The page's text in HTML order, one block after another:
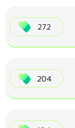
272
204